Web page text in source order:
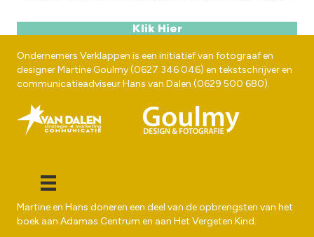
Klik Hier
Ondernemers Verklappen is een initiatief van fotograaf en
designerMartine Goulmy(0627 346 046) en tekstschrijver en
communicatieadviseurHans van Dalen (0629 500 680).
Martine en Hans doneren een deel van de opbrengsten van het
boek aan Adamas Centrum en aan Het Vergeten Kind.